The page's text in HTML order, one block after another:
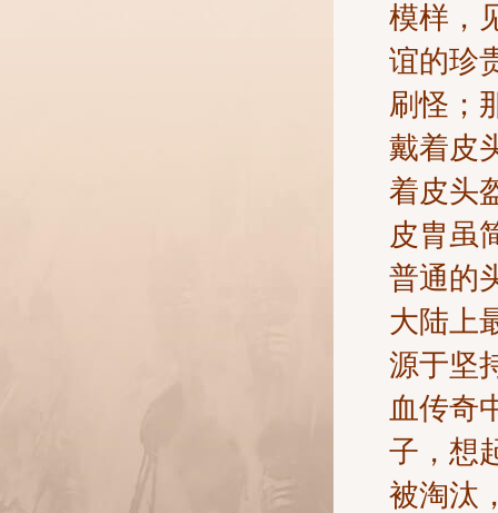
模样，
谊的珍
刷怪；
戴着皮
着皮头
皮胄虽
普通的
大陆上
源于坚
血传奇
子，想
被淘汰